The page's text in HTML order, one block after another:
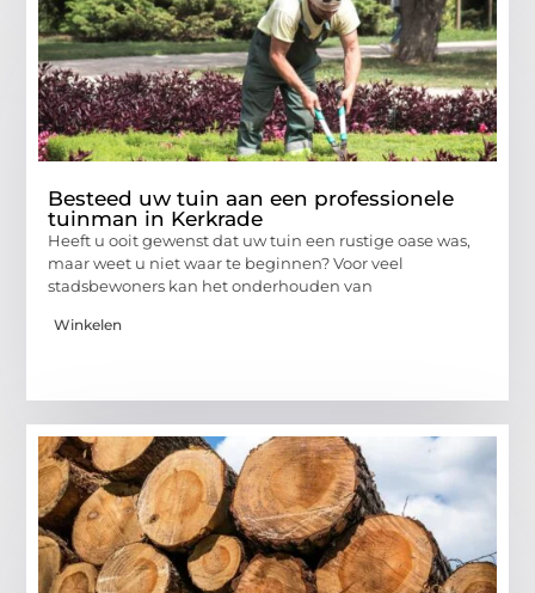
Besteed uw tuin aan een professionele
tuinman in Kerkrade
Heeft u ooit gewenst dat uw tuin een rustige oase was,
maar weet u niet waar te beginnen? Voor veel
stadsbewoners kan het onderhouden van
Winkelen